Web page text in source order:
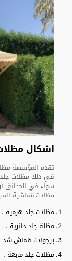
اشكال
تقدم المؤسسة
في ذلك مظلات
سواء في الحدائق
مظلات قماشية
مظلات جلد هرميه .
مظلة جلد دائرية .
برجولات قماش شد
مظلات جلد مربعة .